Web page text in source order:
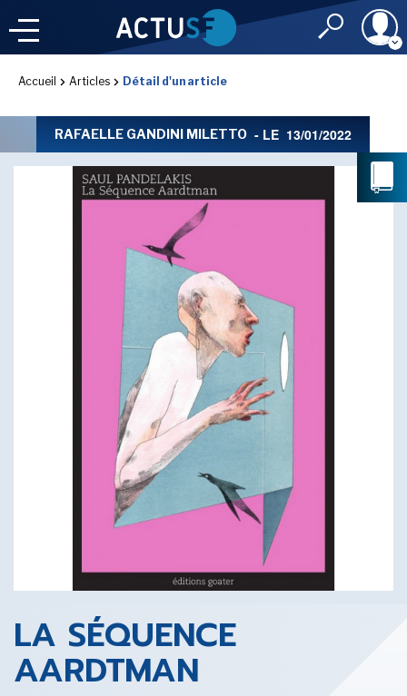
Mot de passe
RUBRIQUES
LES UTOPIALES 2025
IMAGINALES 2026
SENSE OF WONDER
Accueil Articles Détail d'un article
RAFAELLE GANDINI MILETTO - LE 13/01/2022
LA SÉQUENCE
AARDTMAN